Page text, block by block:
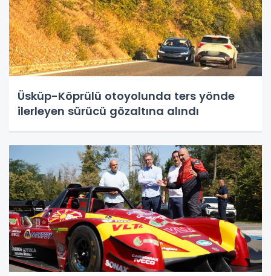
Üsküp-Köprülü otoyolunda ters yönde
ilerleyen sürücü gözaltına alındı